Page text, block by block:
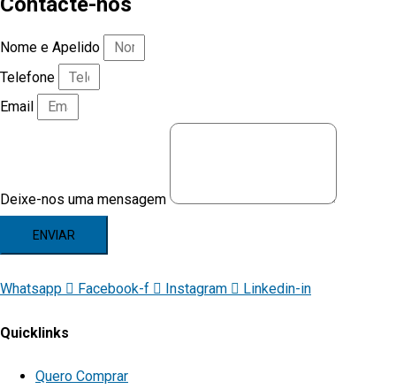
Nome e Apelido
Telefone
Email
Deixe-nos uma mensagem
ENVIAR
Whatsapp Facebook-f Instagram Linkedin-in
Quicklinks
Quero Comprar